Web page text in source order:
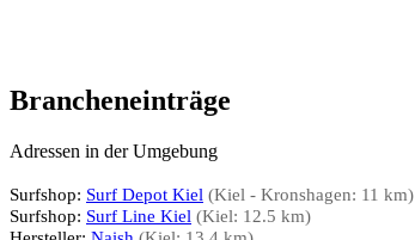
Brancheneinträge
Adressen in der Umgebung
Surfshop: Surf Depot Kiel (Kiel - Kronshagen: 11 km)
Surfshop: Surf Line Kiel (Kiel: 12.5 km)